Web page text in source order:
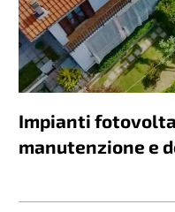
Impianti
manutenzione e